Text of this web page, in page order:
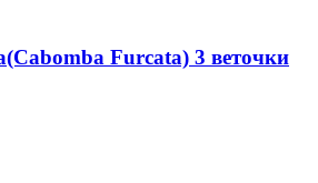
Furcata) 3 веточки